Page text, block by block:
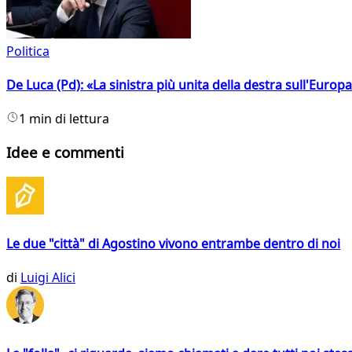
Politica
De Luca (Pd): «La sinistra più unita della destra
1 min di lettura
Idee e commenti
Le due "città" di Agostino vivono entrambe dentro di noi
di Luigi Alici